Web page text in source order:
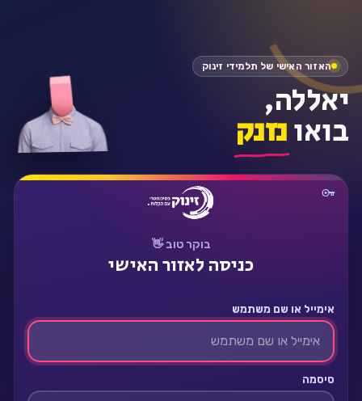
בוקר טוב 👋
כניסה לאזור האישי
אימייל או שם משתמש
סיסמה
האזור האישי של תלמידי זינוק
יאללה,
בואונזנק